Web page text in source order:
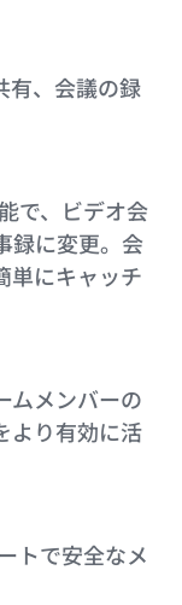
有、会議の録
で、ビデオ会
録に変更。会
単にキャッチ
ムメンバーの
より有効に活
トで安全なメ